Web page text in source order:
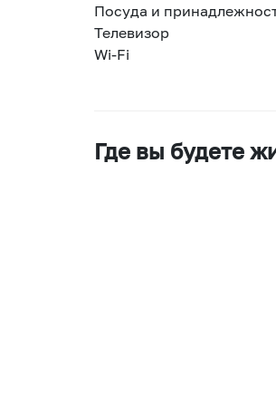
Посуда и
Телевизор
Wi-Fi
Где вы будете